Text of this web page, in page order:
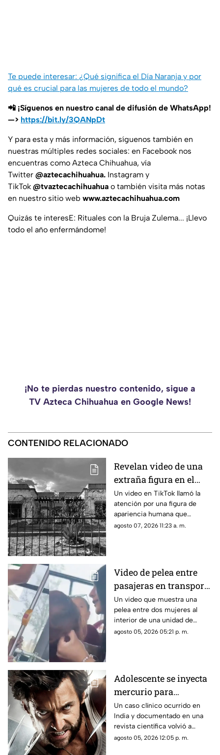
Te puede interesar: ¿Qué significa el Día Naranja y por
qué es crucial para las mujeres de todo el mundo?
📲 ¡Síguenos en nuestro canal de difusión de WhatsApp!
—> https://bit.ly/3QANpDt
Y para esta y más información, síguenos también en
nuestras múltiples redes sociales: en Facebook nos
encuentras como Azteca Chihuahua, vía
Twitter @aztecachihuahua. Instagram y
TikTok @tvaztecachihuahua o también visita más notas
en nuestro sitio web www.aztecachihuahua.com
Quizás te interesE: Rituales con la Bruja Zulema... ¡Llevo
todo el año enfermándome!
¡No te pierdas nuestro contenido, sigue a
TV Azteca Chihuahua en Google News!
CONTENIDO RELACIONADO
Revelan video de una
extraña figura en el
sótano de la antigua
Casa Lomas de
Chihuahua
Un video en TikTok llamó la
atención por una figura de
apariencia humana que
aparece brevemente en el
agosto 07, 2026 11:23 a. m.
Video de pelea entre
pasajeras en transporte
público se vuelve viral
en redes sociales
Un video que muestra una
pelea entre dos mujeres al
interior de una unidad de
transporte público comenzó a
agosto 05, 2026 05:21 p. m.
Adolescente se inyecta
mercurio para
parecerse a Wolverine
y termina
hospitalizado
Un caso clínico ocurrido en
India y documentado en una
revista científica volvió a
generar interés por los riesgos
agosto 05, 2026 12:05 p. m.